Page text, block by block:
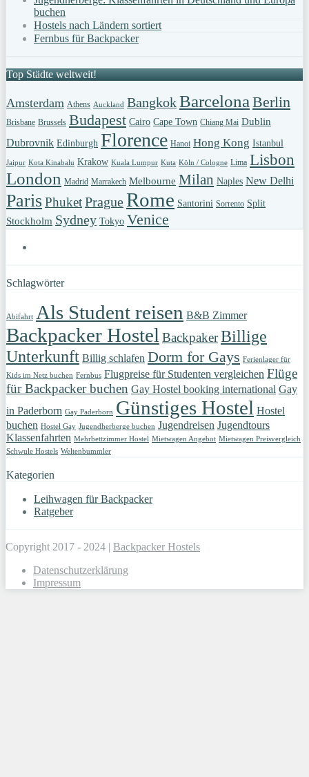
buchen
Hostels nach Ländern sortiert
Fernbus für Backpacker
Top Städte weltweit!
Amsterdam Athens Auckland BangkokBarcelona Berlin
Brisbane Brussels Budapest Cairo Cape Town Chiang Mai Dublin
Dubrovnik Edinburgh Florence Hanoi Hong Kong Istanbul
Jaipur Kota Kinabalu Krakow Kuala Lumpur Kuta Köln / Cologne Lima Lisbon
London Madrid Marrakech Melbourne Milan Naples New Delhi
ParisPhuketPragueRome Santorini Sorrento Split
Stockholm Sydney Tokyo Venice
Schlagwörter
Abifahrt Als Student reisen B&B Zimmer
Backpacker Hostel BackpakerBillige
Unterkunft Billig schlafen Dorm for Gays Ferienlager für
Kids im Netz buchen Fernbus Flugpreise für Studenten vergleichen Flüge
für Backpacker buchen Gay Hostel booking international Gay
in Paderborn Gay Paderborn Günstiges Hostel Hostel
buchen Hostel Gay Jugendherberge buchen Jugendreisen Jugendtours
Klassenfahrten Mehrbettzimmer Hostel Mietwagen Angebot Mietwagen Preisvergleich
Schwule Hostels Weltenbummler
Kategorien
Leihwagen für Backpacker
Ratgeber
Copyright 2017 - 2024 | Backpacker Hostels
Datenschutzerklärung
Impressum